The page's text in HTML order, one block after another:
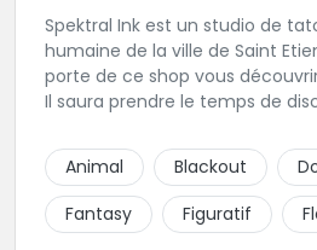
Spektral Ink est un studio de
humaine de la ville de Saint
porte de ce shop vous
Il saura prendre le temps de
un message ou à l'appeler.
Animal Blackout
Fantasy
Figuratif